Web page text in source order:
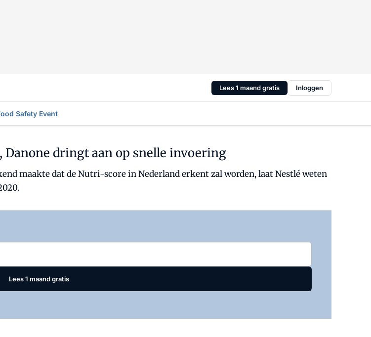
Lees 1 maand gratis Inloggen
Safety Event
Danone dringt aan op snelle invoering
maakte dat de Nutri-score in Nederland erkent zal worden, laat Nestlé weten
Lees 1 maand gratis